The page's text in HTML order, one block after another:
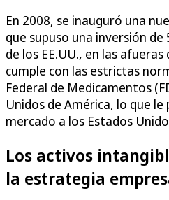
En 2008, se inauguró una
que supuso una inversión
de los EE.UU., en las
cumple con las estrictas
Federal de Medicamentos
Unidos de América, lo que
mercado a los Estados
Los activos
la estrategia